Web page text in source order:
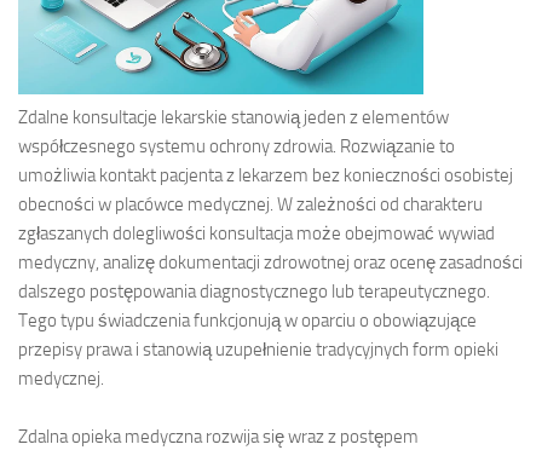
Zdalne konsultacje lekarskie stanowią jeden z elementów
współczesnego systemu ochrony zdrowia. Rozwiązanie to
umożliwia kontakt pacjenta z lekarzem bez konieczności osobistej
obecności w placówce medycznej. W zależności od charakteru
zgłaszanych dolegliwości konsultacja może obejmować wywiad
medyczny, analizę dokumentacji zdrowotnej oraz ocenę zasadności
dalszego postępowania diagnostycznego lub terapeutycznego.
Tego typu świadczenia funkcjonują w oparciu o obowiązujące
przepisy prawa i stanowią uzupełnienie tradycyjnych form opieki
medycznej.
Zdalna opieka medyczna rozwija się wraz z postępem